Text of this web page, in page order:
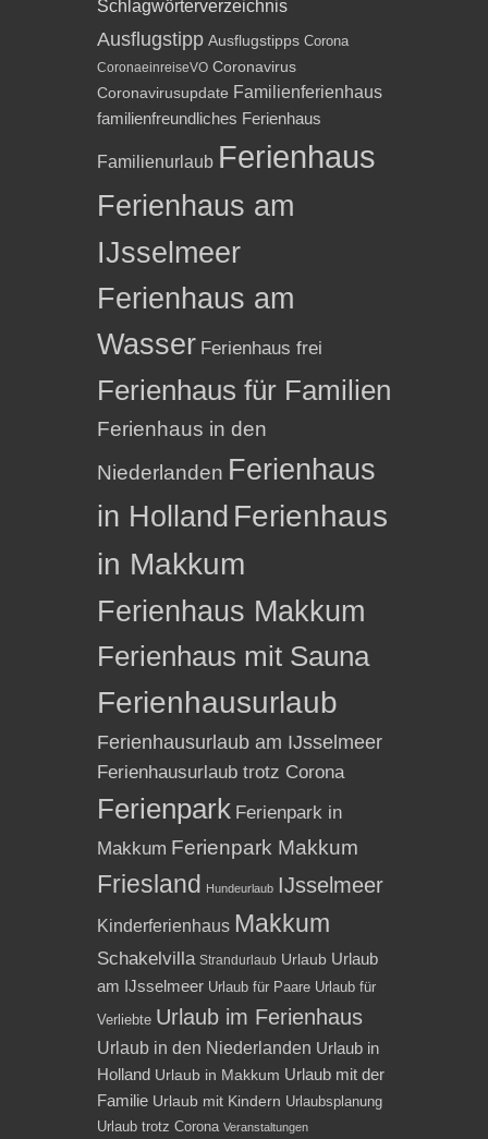
Schlagwörterverzeichnis
Ausflugstipp Ausflugstipps Corona
CoronaeinreiseVO Coronavirus
Coronavirusupdate Familienferienhaus
familienfreundliches Ferienhaus
Familienurlaub Ferienhaus
Ferienhaus am
IJsselmeer
Ferienhaus am
Wasser Ferienhaus frei
Ferienhaus für Familien
Ferienhaus in den
Niederlanden Ferienhaus
in Holland Ferienhaus
in Makkum
Ferienhaus Makkum
Ferienhaus mit Sauna
Ferienhausurlaub
Ferienhausurlaub am IJsselmeer
Ferienhausurlaub trotz Corona
Ferienpark Ferienpark in
Makkum Ferienpark Makkum
Friesland Hundeurlaub IJsselmeer
Kinderferienhaus Makkum
Schakelvilla Strandurlaub Urlaub Urlaub
am IJsselmeer Urlaub für Paare Urlaub für
Verliebte Urlaub im Ferienhaus
Urlaub in den Niederlanden Urlaub in
Holland Urlaub in Makkum Urlaub mit der
Familie Urlaub mit Kindern Urlaubsplanung
Urlaub trotz Corona Veranstaltungen